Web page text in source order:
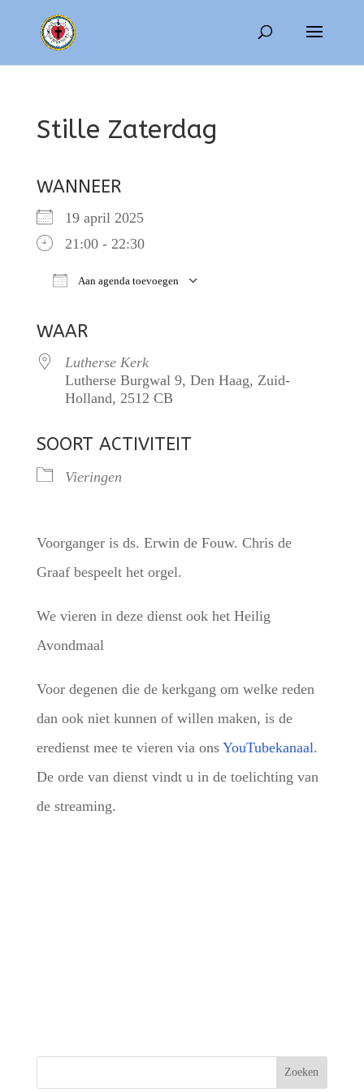
Stille Zaterdag
WANNEER
19 april 2025
21:00 - 22:30
Aan agenda toevoegen
WAAR
Lutherse Kerk
Lutherse Burgwal 9, Den Haag, Zuid-
Holland, 2512 CB
SOORT ACTIVITEIT
Vieringen
Voorganger is ds. Erwin de Fouw. Chris de
Graaf bespeelt het orgel.
We vieren in deze dienst ook het Heilig
Avondmaal
Voor degenen die de kerkgang om welke reden
dan ook niet kunnen of willen maken, is de
eredienst mee te vieren via ons YouTubekanaal.
De orde van dienst vindt u in de toelichting van
de streaming.